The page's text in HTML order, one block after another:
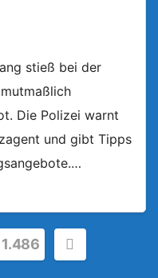
stieß bei der
Die Polizei warnt
und gibt Tipps
1.486